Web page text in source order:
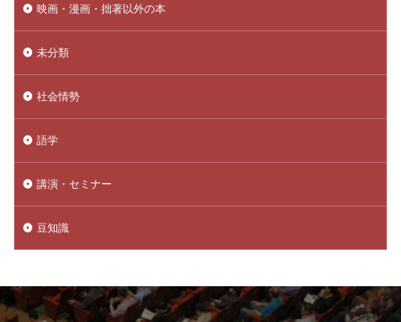
映画・漫画・拙著以外の本
未分類
社会情勢
語学
講演・セミナー
豆知識